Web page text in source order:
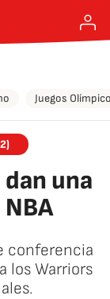
Juegos
una
conferencia
los Warriors